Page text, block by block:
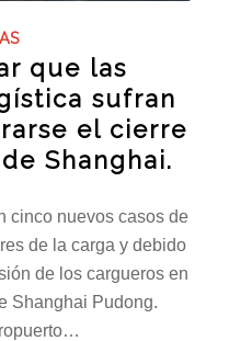
que las
sufran
el cierre
Shanghai.
cinco nuevos casos de
de la carga y debido
de los cargueros en
Shanghai Pudong.